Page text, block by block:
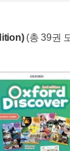
(총 39권